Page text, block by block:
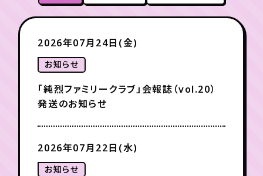
年会員制ファンクラブ
FC TICKET FC NEWS
月会員制ファンクラブ
2026年07月24日(金)
お知らせ
「純烈ファミリークラブ」会報誌（vol.20）
発送のお知らせ
2026年07月22日(水)
お知らせ